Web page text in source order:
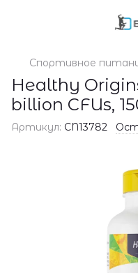
Спортивное
Healthy
billion CFUs,
Артикул: CN13782